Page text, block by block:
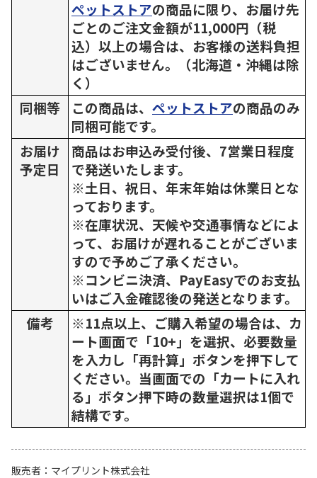
ペットストアの商品に限り、お届け先
ごとのご注文金額が11,000円（税
込）以上の場合は、お客様の送料負担
はございません。（北海道・沖縄は除
く）
同梱等
この商品は、 ペットストアの商品のみ
同梱可能です。
お届け
予定日
商品はお申込み受付後、7営業日程度
で発送いたします。
※土日、祝日、年末年始は休業日とな
っております。
※在庫状況、天候や交通事情などによ
って、お届けが遅れることがございま
すので予めご了承ください。
※コンビニ決済、PayEasyでのお支払
いはご入金確認後の発送となります。
備考
※11点以上、ご購入希望の場合は、カ
ート画面で「10+」を選択、必要数量
を入力し「再計算」ボタンを押下して
ください。当画面での「カートに入れ
る」ボタン押下時の数量選択は1個で
結構です。
販売者
マイプリント株式会社